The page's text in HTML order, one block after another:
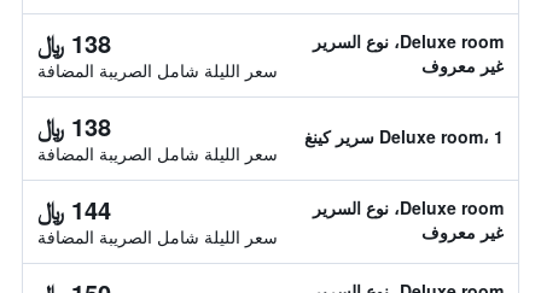
Deluxe room، نوع السرير
غير معروف
138 ﷼
سعر الليلة شامل الصريبة المضافة
Deluxe room، 1 سرير كينغ 138 ﷼
سعر الليلة شامل الصريبة المضافة
Deluxe room، نوع السرير
غير معروف
144 ﷼
سعر الليلة شامل الصريبة المضافة